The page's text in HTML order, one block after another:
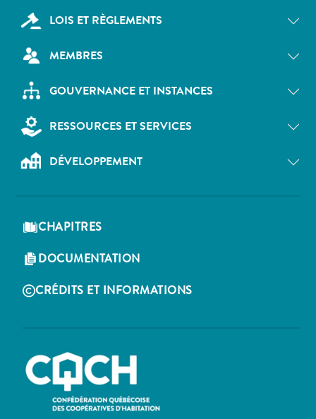
LOIS ET RÈGLEMENTS
MEMBRES
GOUVERNANCE ET INSTANCES
RESSOURCES ET SERVICES
DÉVELOPPEMENT
CHAPITRES
DOCUMENTATION
CRÉDITS ET INFORMATIONS